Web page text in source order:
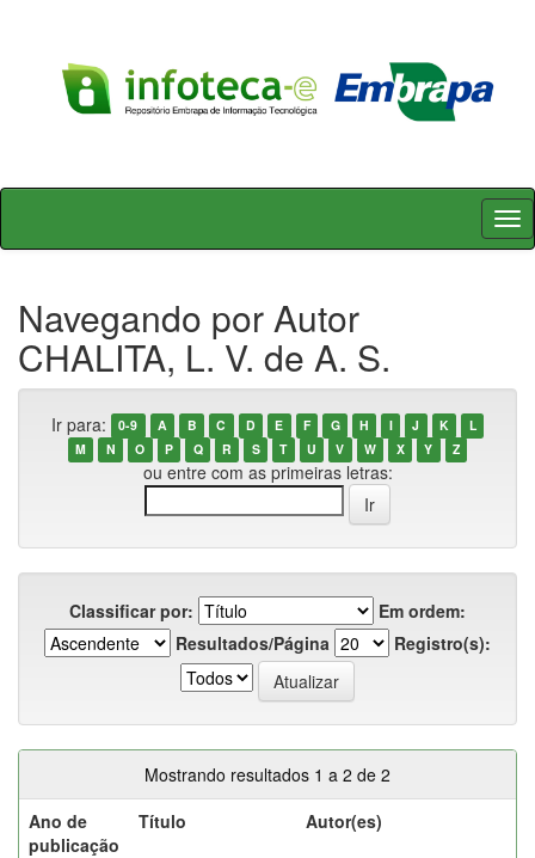
Skip
Navegando por Autor
CHALITA, L. V. de A. S.
Ir para: 0-9 A B C D E F G H I J K
L
M
N O P Q R S T U V W X Y Z
ou entre com as primeiras letras:
Classificar por:
Em ordem:
Resultados/Página
Registro(s):
Mostrando resultados 1 a 2 de 2
Ano de
publicação
Título Autor(es)